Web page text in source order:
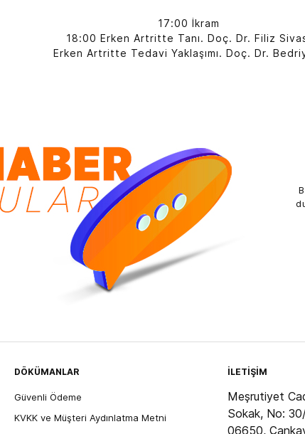
17:00 İkram
18:00 Erken Artritte Tanı. Doç. Dr. Filiz
Erken Artritte Tedavi Yaklaşımı. Doç. Dr.
DÖKÜMANLAR
Güvenli Ödeme
KVKK ve Müşteri Aydınlatma Metni
İLETİŞİM
Meşrutiyet
Sokak, No:
06650,